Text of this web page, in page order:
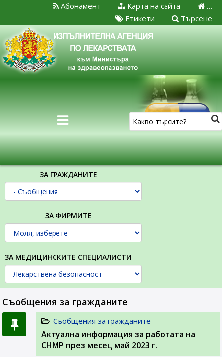
…
Карта на сайта
Абонамент
Търсене
Етикети
ЗА ГРАЖДАНИТЕ
ЗА ФИРМИТЕ
ЗА МЕДИЦИНСКИТЕ СПЕЦИАЛИСТИ
Съобщения за гражданите
Съобщения за гражданите
Актуална информация за работата на
CHMP през месец май 2023 г.